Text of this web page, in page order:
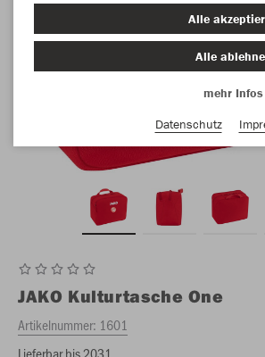
JAKO Kulturtasche One
Artikelnummer: 1601
Lieferbar bis 2031
Alle
Alle
mehr Infos
Datenschutz